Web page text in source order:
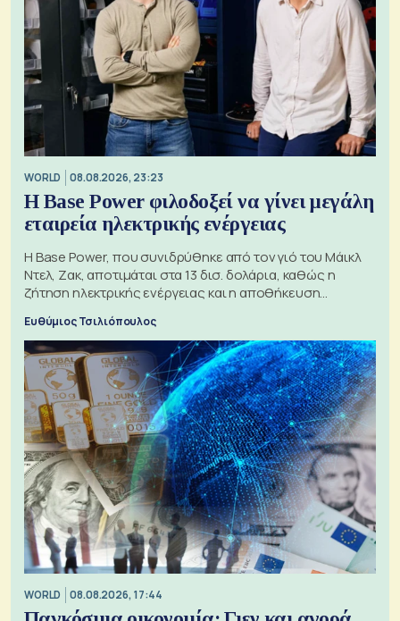
WORLD 08.08.2026, 23:23
Η Base Power φιλοδοξεί να γίνει μεγάλη
εταιρεία ηλεκτρικής ενέργειας
Η Base Power, που συνιδρύθηκε από τον γιό του Μάικλ
Ντελ, Ζακ, αποτιμάται στα 13 δισ. δολάρια, καθώς η
ζήτηση ηλεκτρικής ενέργειας και η αποθήκευση
Ευθύμιος Τσιλιόπουλος
WORLD 08.08.2026, 17:44